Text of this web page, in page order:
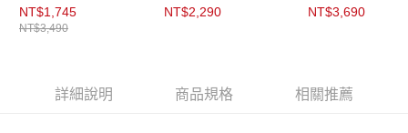
洗藍
NT$1,745
NT$3,490
NT$2,290
古藍
NT$3,690
詳細說明 商品規格 相關推薦